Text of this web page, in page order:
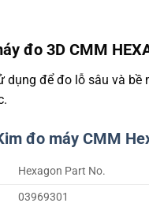
đo 3D CMM
dụng để đo lỗ sâu và
đo máy CMM
Hexagon Part No.
03969301